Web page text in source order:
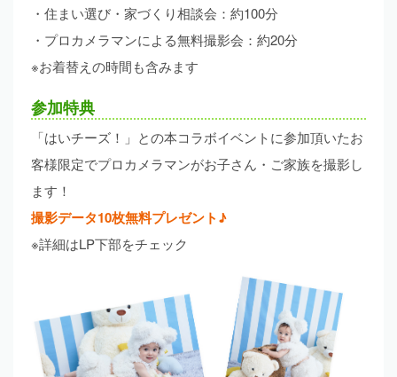
・住まい選び・家づくり相談会：約100分
・プロカメラマンによる無料撮影会：約20分
※お着替えの時間も含みます
参加特典
「はいチーズ！」との本コラボイベントに参加頂いたお
客様限定でプロカメラマンがお子さん・ご家族を撮影し
ます！
撮影データ10枚無料プレゼント♪
※詳細はLP下部をチェック